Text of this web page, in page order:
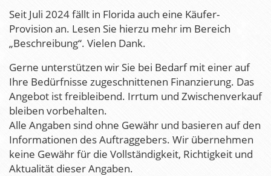
Seit Juli 2024 fällt in Florida auch eine Käufer-
Provision an. Lesen Sie hierzu mehr im Bereich
„Beschreibung“. Vielen Dank.
Gerne unterstützen wir Sie bei Bedarf mit einer auf
Ihre Bedürfnisse zugeschnittenen Finanzierung. Das
Angebot ist freibleibend. Irrtum und Zwischenverkauf
bleiben vorbehalten.
Alle Angaben sind ohne Gewähr und basieren auf den
Informationen des Auftraggebers. Wir übernehmen
keine Gewähr für die Vollständigkeit, Richtigkeit und
Aktualität dieser Angaben.